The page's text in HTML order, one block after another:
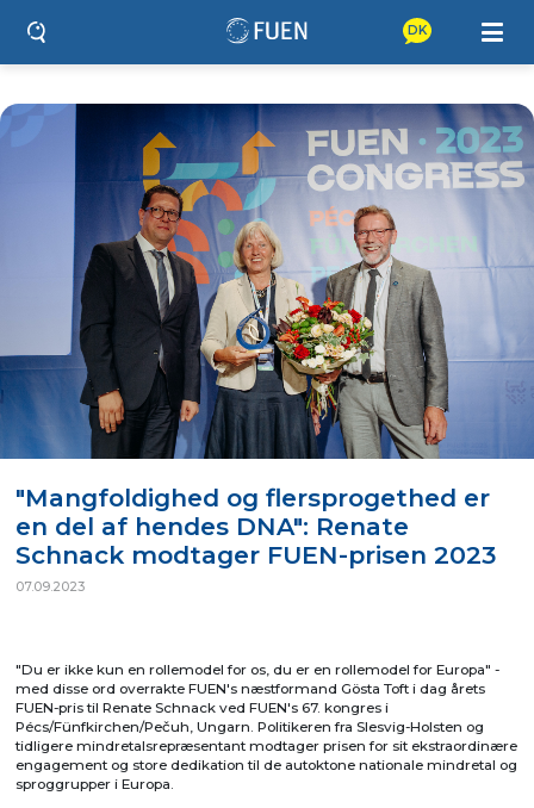
DK
"Mangfoldighed og flersprogethed er
en del af hendes DNA": Renate
Schnack modtager FUEN-prisen 2023
07.09.2023
"Du er ikke kun en rollemodel for os, du er en rollemodel for Europa" -
med disse ord overrakte FUEN's næstformand Gösta Toft i dag årets
FUEN-pris til Renate Schnack ved FUEN's 67. kongres i
Pécs/Fünfkirchen/Pečuh, Ungarn. Politikeren fra Slesvig-Holsten og
tidligere mindretalsrepræsentant modtager prisen for sit ekstraordinære
engagement og store dedikation til de autoktone nationale mindretal og
sproggrupper i Europa.